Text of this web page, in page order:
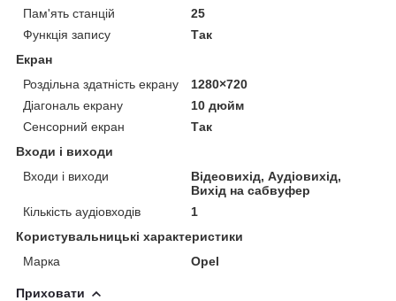
Пам'ять станцій
25
Функція запису
Так
Екран
Роздільна здатність екрану
1280×720
Діагональ екрану
10 дюйм
Сенсорний екран
Так
Входи і виходи
Входи і виходи
Відеовихід, Аудіовихід,
Вихід на сабвуфер
Кількість аудіовходів
1
Користувальницькі характеристики
Марка
Opel
Приховати